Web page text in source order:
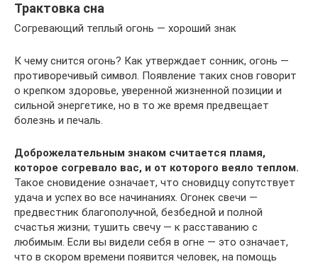
Трактовка сна
Согревающий теплый огонь — хороший знак
К чему снится огонь? Как утверждает сонник, огонь —
противоречивый символ. Появление таких снов говорит
о крепком здоровье, уверенной жизненной позиции и
сильной энергетике, но в то же время предвещает
болезнь и печаль.
Доброжелательным знаком считается пламя,
которое согревало вас, и от которого веяло теплом.
Такое сновидение означает, что сновидцу сопутствует
удача и успех во все начинаниях. Огонек свечи —
предвестник благополучной, безбедной и полной
счастья жизни; тушить свечу — к расставанию с
любимым. Если вы видели себя в огне — это означает,
что в скором времени появится человек, на помощь